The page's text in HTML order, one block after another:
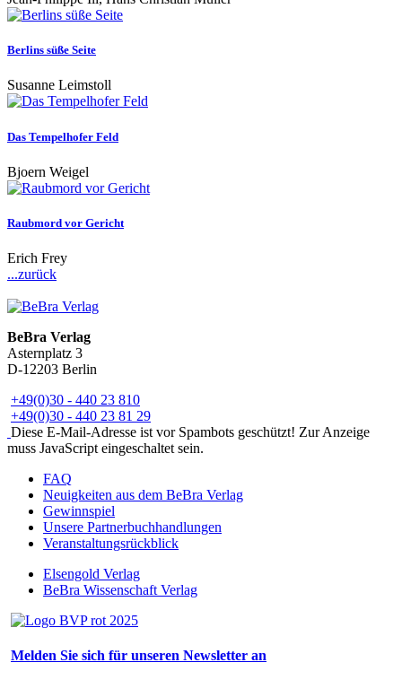
Berlins süße Seite
Susanne Leimstoll
Das Tempelhofer Feld
Bjoern Weigel
Raubmord vor Gericht
Erich Frey
...zurück
BeBra Verlag
Asternplatz 3
D-12203 Berlin
+49(0)30 - 440 23 810
+49(0)30 - 440 23 81 29
Diese E-Mail-Adresse ist vor Spambots geschützt! Zur Anzeige
muss JavaScript eingeschaltet sein.
FAQ
Neuigkeiten aus dem BeBra Verlag
Gewinnspiel
Unsere Partnerbuchhandlungen
Veranstaltungsrückblick
Elsengold Verlag
BeBra Wissenschaft Verlag
Melden Sie sich für unseren Newsletter an